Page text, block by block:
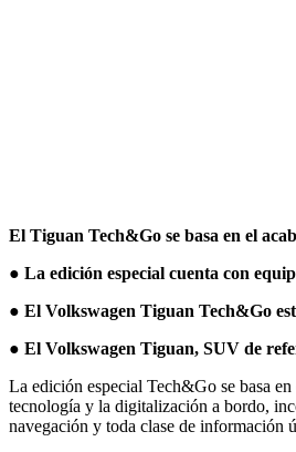
El Tiguan Tech&Go se basa en el
● La edición especial cuenta con
● El Volkswagen Tiguan Tech&Go
● El Volkswagen Tiguan, SUV de
La edición especial Tech&Go se basa
tecnología y la digitalización a bordo,
navegación y toda clase de información